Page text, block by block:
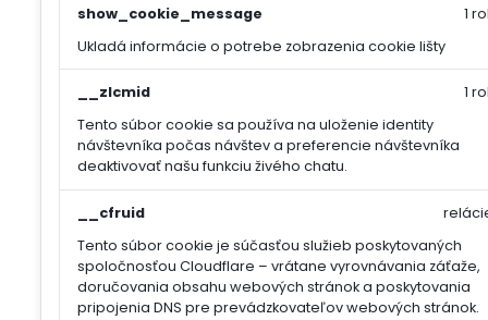
show_cookie_message
Ukladá informácie o potrebe zobrazenia cookie lišty
1
__zlcmid
Tento súbor cookie sa používa na uloženie identity
návštevníka počas návštev a preferencie návštevníka
deaktivovať našu funkciu živého chatu.
1
__cfruid
Tento súbor cookie je súčasťou služieb poskytovaných
spoločnosťou Cloudflare – vrátane vyrovnávania záťaže,
doručovania obsahu webových stránok a poskytovania
pripojenia DNS pre prevádzkovateľov webových stránok.